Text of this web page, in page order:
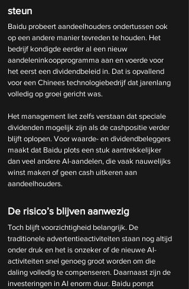
steun
Baidu probeert aandeelhouders ondertussen ook
op een andere manier tevreden te houden. Het
bedrijf kondigde eerder al een nieuw
aandeleninkoopprogramma aan en voerde voor
het eerst een dividendbeleid in. Dat is opvallend
voor een Chinees technologiebedrijf dat jarenlang
volledig op groei gericht was.
Het management liet zelfs verstaan dat speciale
dividenden mogelijk zijn als de cashpositie verder
blijft oplopen. Voor waarde- en dividendbeleggers
maakt dat Baidu plots een stuk aantrekkelijker
dan veel andere AI-aandelen, die vaak nauwelijks
winst maken of geen cash uitkeren aan
aandeelhouders.
De risico’s blijven aanwezig
Toch blijft voorzichtigheid belangrijk. De
traditionele advertentieactiviteiten staan nog altijd
onder druk en het is onzeker of de nieuwe AI-
activiteiten snel genoeg groot worden om die
daling volledig te compenseren. Daarnaast zijn de
investeringen in AI enorm duur. Baidu pompt